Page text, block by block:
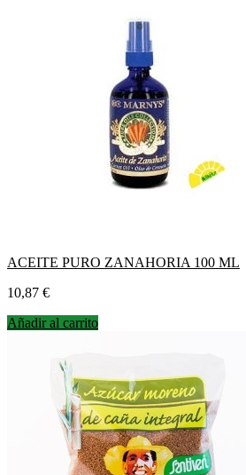
ACEITE PURO ZANAHORIA 100 ML
Precio
10,87 €
Añadir al carrito